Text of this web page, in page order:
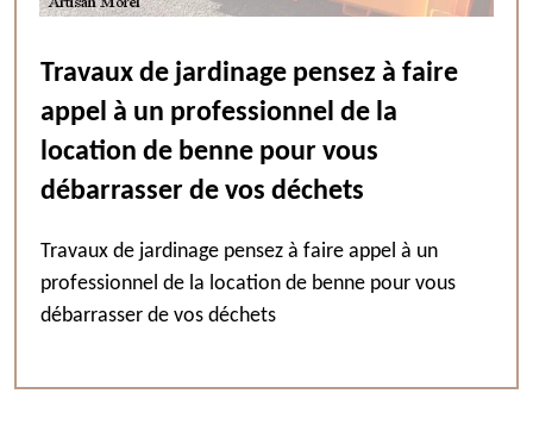
Travaux de jardinage pensez à faire
appel à un professionnel de la
location de benne pour vous
débarrasser de vos déchets
Travaux de jardinage pensez à faire appel à un
professionnel de la location de benne pour vous
débarrasser de vos déchets